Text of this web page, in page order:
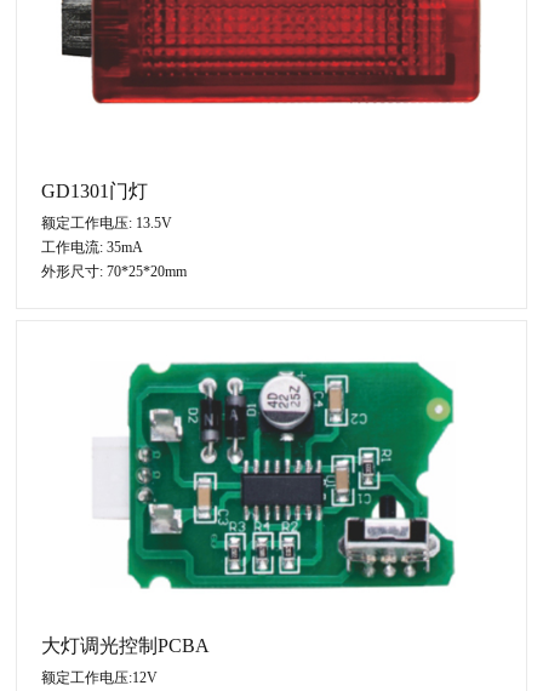
GD1301门灯
额定工作电压: 13.5V
工作电流: 35mA
外形尺寸: 70*25*20mm
大灯调光控制PCBA
额定工作电压:12V